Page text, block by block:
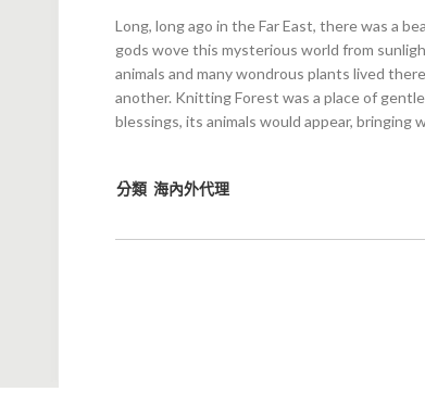
Long, long ago in the Far East, there was a
gods wove this mysterious world from
animals and many wondrous plants lived
another. Knitting Forest was a place of
blessings, its animals would appear, bringing
分類 海內外代理